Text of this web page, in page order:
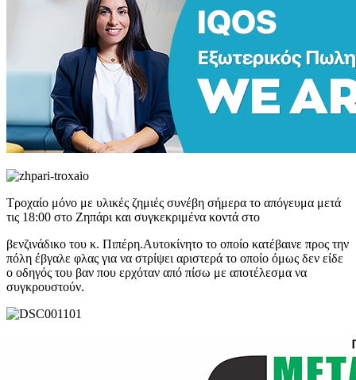
Τροχαίο μόνο με υλικές ζημιές συνέβη σήμερα το απόγευμα μετά
τις 18:00 στο Ζηπάρι και συγκεκριμένα κοντά στο
βενζινάδικο του κ. Πιπέρη.Αυτοκίνητο το οποίο κατέβαινε προς την
πόλη έβγαλε φλας για να στρίψει αριστερά το οποίο όμως δεν είδε
ο οδηγός του βαν που ερχόταν από πίσω με αποτέλεσμα να
συγκρουστούν.